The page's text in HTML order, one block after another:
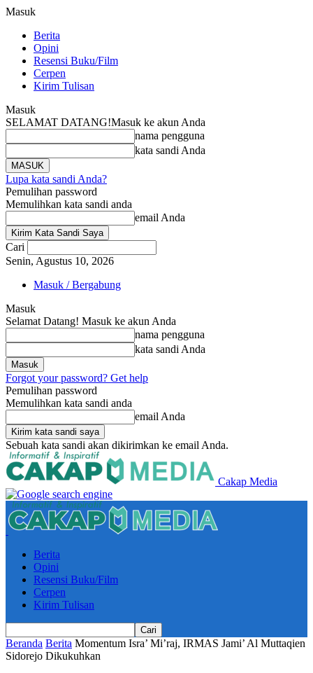
Masuk
Berita
Opini
Resensi Buku/Film
Cerpen
Kirim Tulisan
Masuk
SELAMAT DATANG!Masuk ke akun Anda
nama pengguna
kata sandi Anda
Lupa kata sandi Anda?
Pemulihan password
Memulihkan kata sandi anda
email Anda
Cari
Senin, Agustus 10, 2026
Masuk / Bergabung
Masuk
Selamat Datang! Masuk ke akun Anda
nama pengguna
kata sandi Anda
Forgot your password? Get help
Pemulihan password
Memulihkan kata sandi anda
email Anda
Sebuah kata sandi akan dikirimkan ke email Anda.
Cakap Media
Berita
Opini
Resensi Buku/Film
Cerpen
Kirim Tulisan
Beranda Berita Momentum Isra’ Mi’raj, IRMAS Jami’ Al Muttaqien
Sidorejo Dikukuhkan